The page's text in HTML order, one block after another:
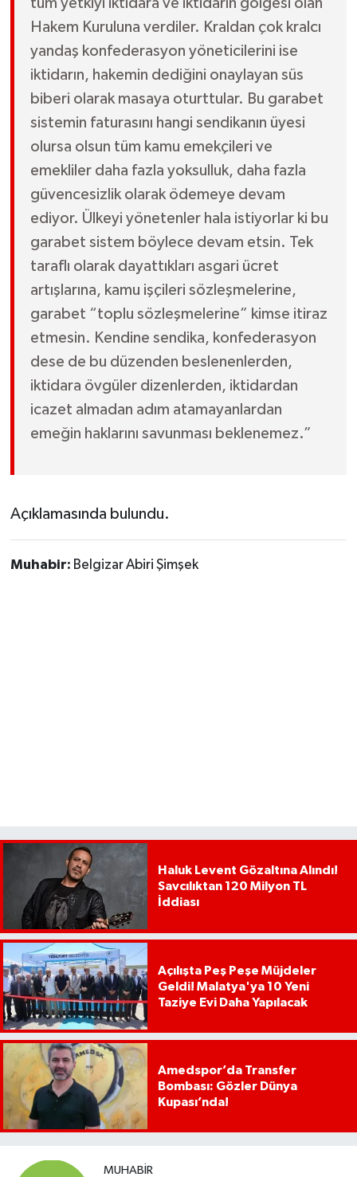
tüm yetkiyi iktidara ve iktidarın gölgesi olan
Hakem Kuruluna verdiler. Kraldan çok kralcı
yandaş konfederasyon yöneticilerini ise
iktidarın, hakemin dediğini onaylayan süs
biberi olarak masaya oturttular. Bu garabet
sistemin faturasını hangi sendikanın üyesi
olursa olsun tüm kamu emekçileri ve
emekliler daha fazla yoksulluk, daha fazla
güvencesizlik olarak ödemeye devam
ediyor. Ülkeyi yönetenler hala istiyorlar ki bu
garabet sistem böylece devam etsin. Tek
taraflı olarak dayattıkları asgari ücret
artışlarına, kamu işçileri sözleşmelerine,
garabet “toplu sözleşmelerine” kimse itiraz
etmesin. Kendine sendika, konfederasyon
dese de bu düzenden beslenenlerden,
iktidara övgüler dizenlerden, iktidardan
icazet almadan adım atamayanlardan
emeğin haklarını savunması beklenemez.”
Açıklamasında bulundu.
Muhabir: Belgizar Abiri Şimşek
Haluk Levent Gözaltına Alındı!
Savcılıktan 120 Milyon TL
İddiası
Açılışta Peş Peşe Müjdeler
Geldi! Malatya'ya 10 Yeni
Taziye Evi Daha Yapılacak
Amedspor’da Transfer
Bombası: Gözler Dünya
Kupası’nda!
MUHABIR